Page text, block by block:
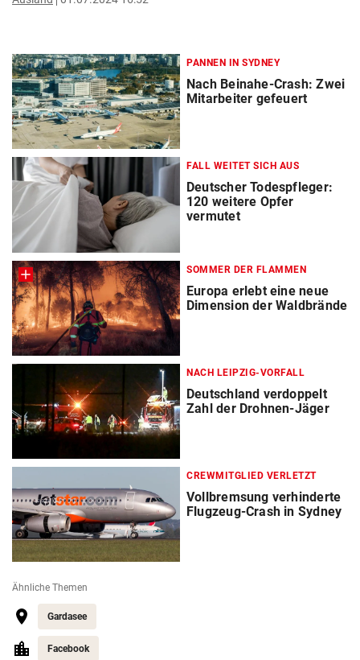
PANNEN IN SYDNEY
Nach Beinahe-Crash: Zwei
Mitarbeiter gefeuert
FALL WEITET SICH AUS
Deutscher Todespfleger:
120 weitere Opfer
vermutet
SOMMER DER FLAMMEN
Europa erlebt eine neue
Dimension der Waldbrände
NACH LEIPZIG-VORFALL
Deutschland verdoppelt
Zahl der Drohnen-Jäger
CREWMITGLIED VERLETZT
Vollbremsung verhinderte
Flugzeug-Crash in Sydney
Ähnliche Themen
Gardasee
Facebook